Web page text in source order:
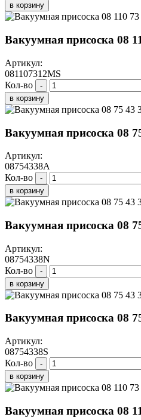
в корзину
Вакуумная присоска 08
Артикул:
081107312MS
Кол-во
-
в корзину
Вакуумная присоска 08
Артикул:
08754338A
Кол-во
-
в корзину
Вакуумная присоска 08
Артикул:
08754338N
Кол-во
-
в корзину
Вакуумная присоска 08
Артикул:
08754338S
Кол-во
-
в корзину
Вакуумная присоска 08